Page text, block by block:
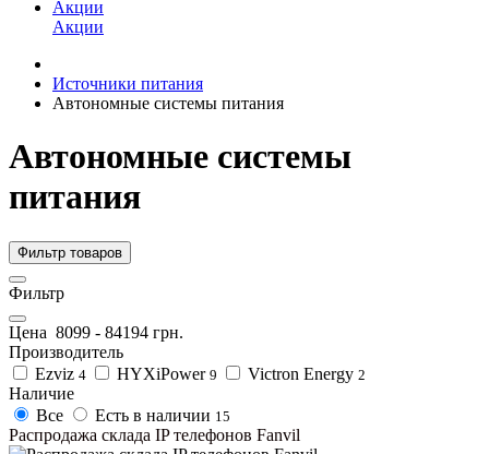
Акции
Акции
Источники питания
Автономные системы питания
Автономные системы
питания
Фильтр товаров
Фильтр
Цена 8099 - 84194 грн.
Производитель
Ezviz 4 HYXiPower 9 Victron Energy 2
Наличие
Все
Есть в наличии 15
Распродажа склада IP телефонов Fanvil